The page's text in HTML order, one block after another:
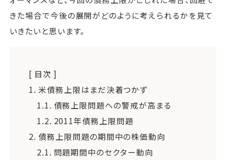
きた場合で今後の展開がどのように考えられるかを見て
いきたいと思います。
[ 目次 ]
1. 米債務上限はまだ決着つかず
1.1. 債務上限問題への警戒が高まる
1.2. 2011年債務上限問題
2. 債務上限問題の期間中の株価動向
2.1. 問題期間中のセクター動向